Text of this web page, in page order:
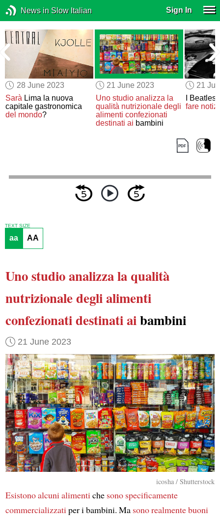
News in Slow Italian Sign In
28 June 2023
Sarà Lima la nuova
capitale gastronomica
del mondo?
21 June 2023
Uno studio analizza la
qualità nutrizionale degli
alimenti confezionati
destinati ai bambini
21
I Beatles
fare
TEXT SIZE
aa AA
Uno studio analizzala qualità
nutrizionaledegli alimenti
confezionatidestinati aibambini
21 June 2023
icosha / Shutterstock
Esistono alcuni alimentiche sono specificamente
commercializzatiper i bambini. Ma sono realmente buoni